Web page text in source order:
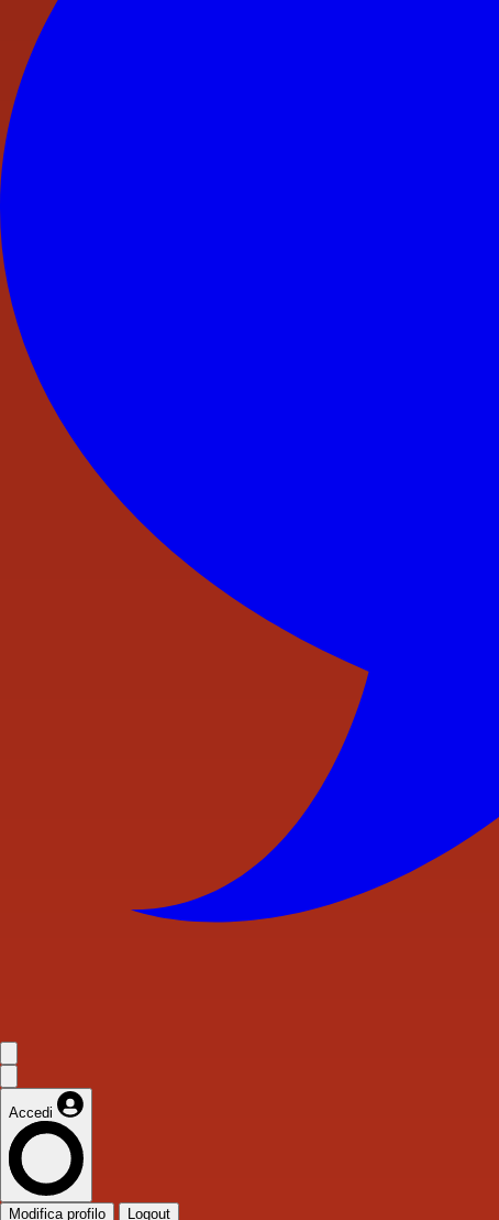
Accedi
Modifica profilo Logout